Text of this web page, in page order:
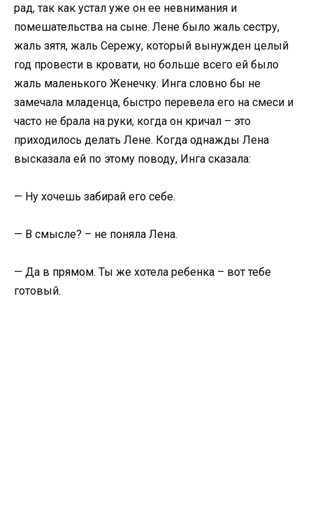
рад, так как устал уже он ее невнимания и
помешательства на сыне. Лене было жаль сестру,
жаль зятя, жаль Сережу, который вынужден целый
год провести в кровати, но больше всего ей было
жаль маленького Женечку. Инга словно бы не
замечала младенца, быстро перевела его на смеси и
часто не брала на руки, когда он кричал – это
приходилось делать Лене. Когда однажды Лена
высказала ей по этому поводу, Инга сказала:
— Ну хочешь забирай его себе.
— В смысле? – не поняла Лена.
— Да в прямом. Ты же хотела ребенка – вот тебе
готовый.